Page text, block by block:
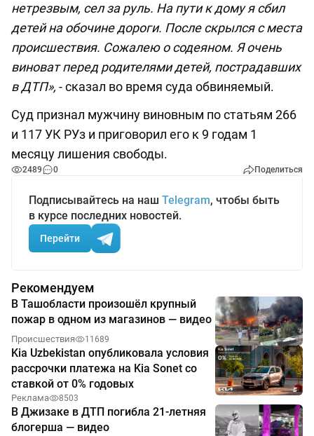
нетрезвым, сел за руль. На пути к дому я сбил
детей на обочине дороги. После скрылся с места
происшествия. Сожалею о содеяном. Я очень
виноват перед родителями детей, пострадавших
в ДТП», - сказал во время суда обвиняемый.
Суд признал мужчину виновным по статьям 266
и 117 УК РУз и приговорил его к 9 годам 1
месяцу лишения свободы.
2489 0 Поделиться
Подписывайтесь на наш Telegram, чтобы быть
в курсе последних новостей.
Перейти
Рекомендуем
В Ташобласти произошёл крупный
пожар в одном из магазинов — видео
Происшествия 11689
Kia Uzbekistan опубликовала условия
рассрочки платежа на Kia Sonet со
ставкой от 0% годовых
Реклама 8503
В Джизаке в ДТП погибла 21-летняя
блогерша — видео